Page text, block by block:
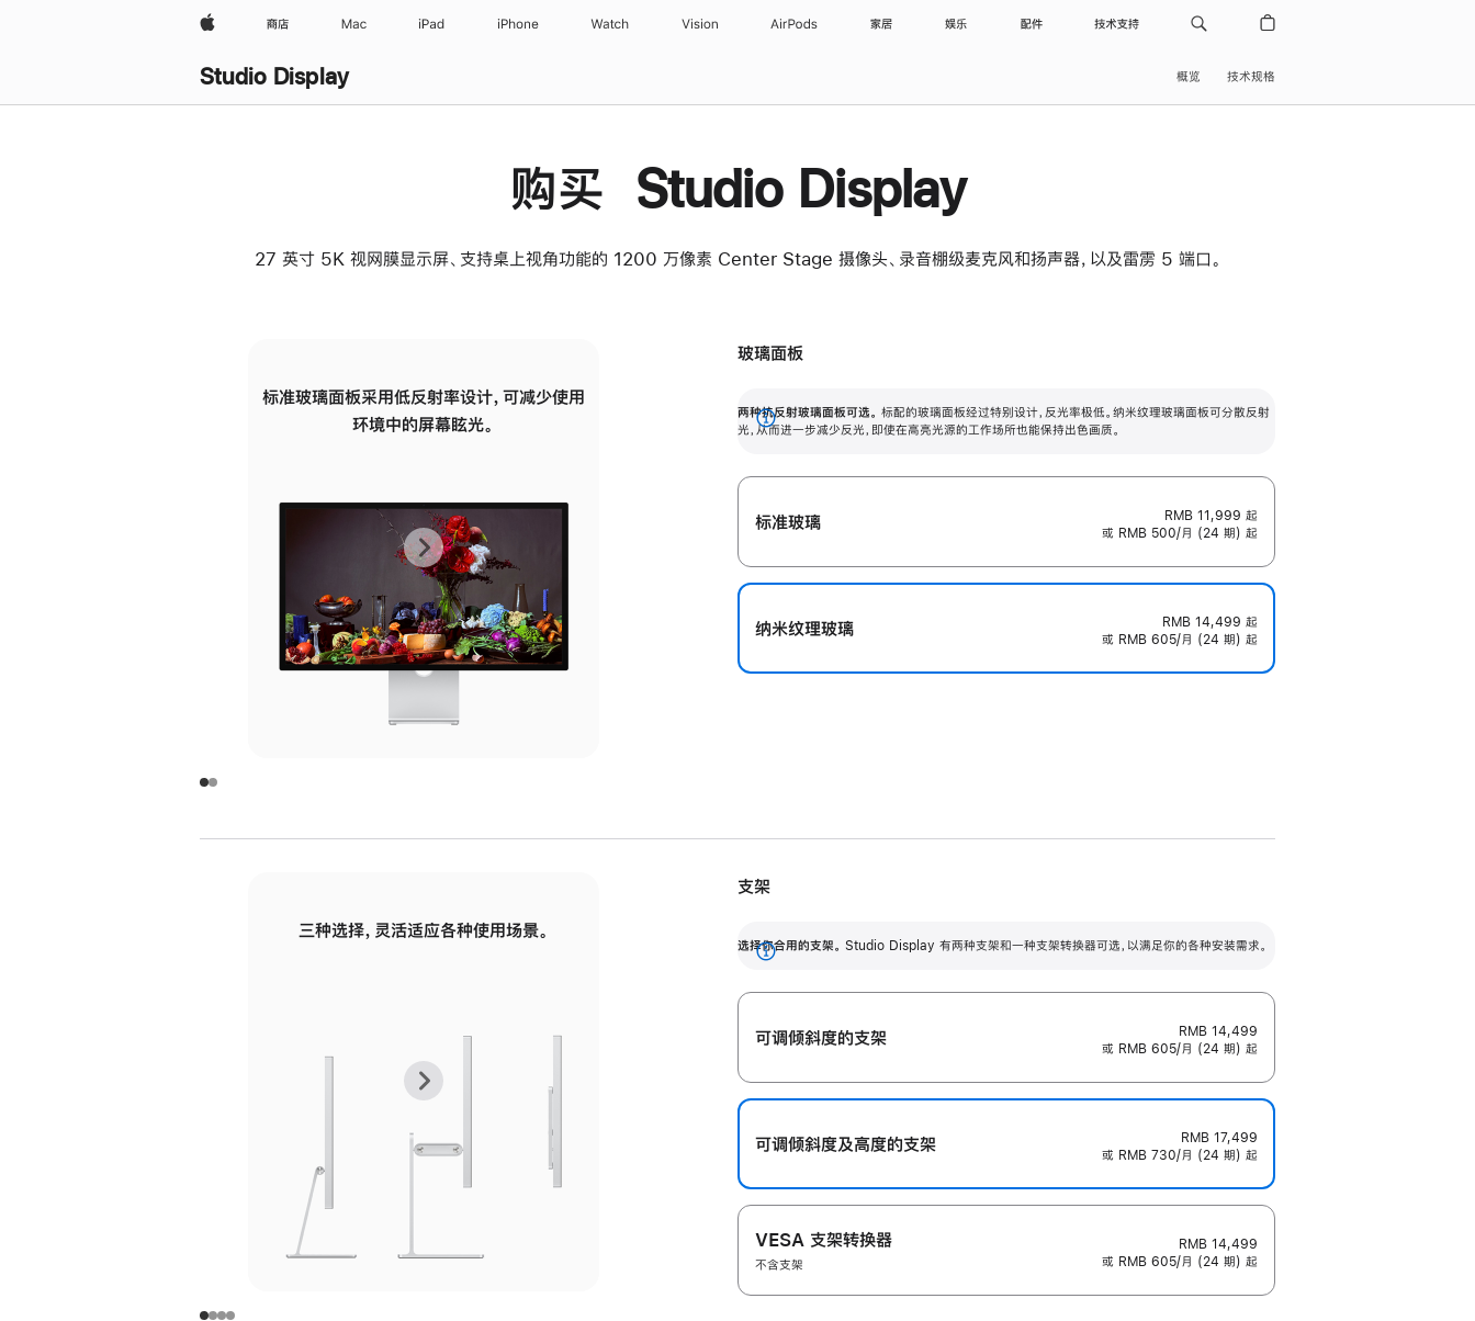
Apple 商店 Mac iPad iPhone Watch Vision AirPods 家居 娱乐 配件 技术支持
Studio Display 概览 技术规格
购买 Studio Display
27 英寸 5K 视网膜显示屏、支持桌上视角功能的 1200 万像素 Center Stage 摄像头、录音棚级麦克风和扬声器，以及雷雳 5 端口。
标准玻璃面板采用低反射率设计，可减少使用
环境中的屏幕眩光。
有高亮光源的场所使用，也能保持出色画质。
上
一
张
图
面
下
一
张
图
面
玻璃面板
两种抗反射玻璃面板可选。 标配的玻璃面板经过特别设计，反光率极低。纳米纹理玻璃面板可分散反射
光，从而进一步减少反光，即使在高亮光源的工作场所也能保持出色画质。
展
标准玻璃 RMB 11,999 起
或 RMB 500/月 (24 期) 起
纳米纹理玻璃 RMB 14,499 起
或 RMB 605/月 (24 期) 起
三种选择，灵活适应各种使用场景。
调节范围。
毫米的高度调节范围。
上
张
下
张
支架
选择你合用的支架。 Studio Display 有两种支架和一种支架转换器可选，以满足你的各种安装需求。
展
开
可调倾斜度的支架
RMB 14,499
或 RMB 605/月 (24 期) 起
可调倾斜度及高‍度的支‍架
RMB 17,499
或 RMB 730/月 (24 期) 起
VESA 支架转换器
不含支架
RMB 14,499
或 RMB 605/月 (24 期) 起